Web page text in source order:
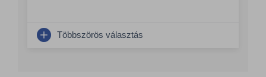
Többszörös választás